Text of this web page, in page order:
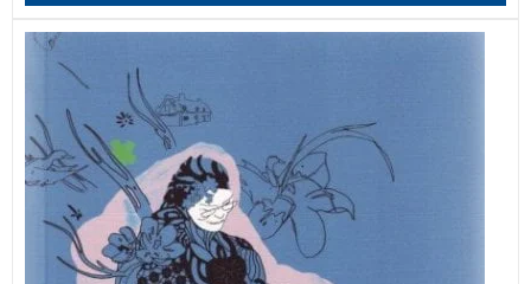
Večkrat nagrajeni roman sodobnega italijanskega
pisatelja Cristiana Cavine.